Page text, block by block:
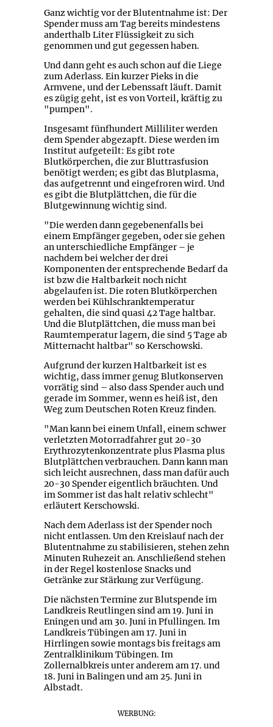
Ganz wichtig vor der Blutentnahme ist: Der
Spender muss am Tag bereits mindestens
anderthalb Liter Flüssigkeit zu sich
genommen und gut gegessen haben.
Und dann geht es auch schon auf die Liege
zum Aderlass. Ein kurzer Pieks in die
Armvene, und der Lebenssaft läuft. Damit
es zügig geht, ist es von Vorteil, kräftig zu
"pumpen".
Insgesamt fünfhundert Milliliter werden
dem Spender abgezapft. Diese werden im
Institut aufgeteilt: Es gibt rote
Blutkörperchen, die zur Bluttrasfusion
benötigt werden; es gibt das Blutplasma,
das aufgetrennt und eingefroren wird. Und
es gibt die Blutplättchen, die für die
Blutgewinnung wichtig sind.
"Die werden dann gegebenenfalls bei
einem Empfänger gegeben, oder sie gehen
an unterschiedliche Empfänger – je
nachdem bei welcher der drei
Komponenten der entsprechende Bedarf da
ist bzw die Haltbarkeit noch nicht
abgelaufen ist. Die roten Blutkörperchen
werden bei Kühlschranktemperatur
gehalten, die sind quasi 42 Tage haltbar.
Und die Blutplättchen, die muss man bei
Raumtemperatur lagern, die sind 5 Tage ab
Mitternacht haltbar" so Kerschowski.
Aufgrund der kurzen Haltbarkeit ist es
wichtig, dass immer genug Blutkonserven
vorrätig sind – also dass Spender auch und
gerade im Sommer, wenn es heiß ist, den
Weg zum Deutschen Roten Kreuz finden.
"Man kann bei einem Unfall, einem schwer
verletzten Motorradfahrer gut 20-30
Erythrozytenkonzentrate plus Plasma plus
Blutplättchen verbrauchen. Dann kann man
sich leicht ausrechnen, dass man dafür auch
20-30 Spender eigentlich bräuchten. Und
im Sommer ist das halt relativ schlecht"
erläutert Kerschowski.
Nach dem Aderlass ist der Spender noch
nicht entlassen. Um den Kreislauf nach der
Blutentnahme zu stabilisieren, stehen zehn
Minuten Ruhezeit an. Anschließend stehen
in der Regel kostenlose Snacks und
Getränke zur Stärkung zur Verfügung.
Die nächsten Termine zur Blutspende im
Landkreis Reutlingen sind am 19. Juni in
Eningen und am 30. Juni in Pfullingen. Im
Landkreis Tübingen am 17. Juni in
Hirrlingen sowie montags bis freitags am
Zentralklinikum Tübingen. Im
Zollernalbkreis unter anderem am 17. und
18. Juni in Balingen und am 25. Juni in
Albstadt.
WERBUNG: